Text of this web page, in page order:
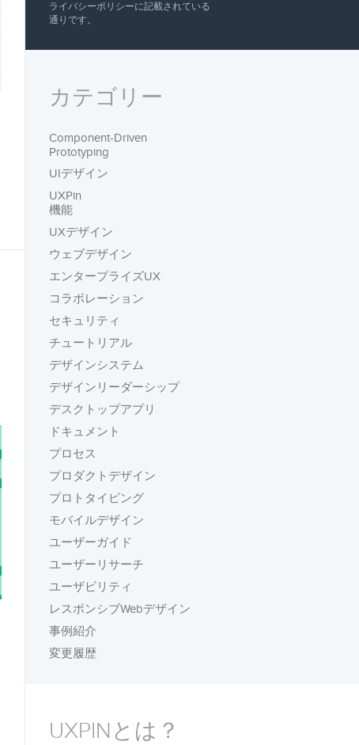
ライバシーポリシーに記載されている
通りです。
カテゴリー
Component-Driven
Prototyping
UIデザイン
UXPin
機能
UXデザイン
ウェブデザイン
エンタープライズUX
コラボレーション
セキュリティ
チュートリアル
デザインシステム
デザインリーダーシップ
デスクトップアプリ
ドキュメント
プロセス
プロダクトデザイン
プロトタイピング
モバイルデザイン
ユーザーガイド
ユーザーリサーチ
ユーザビリティ
レスポンシブWebデザイン
事例紹介
変更履歴
UXPINとは？